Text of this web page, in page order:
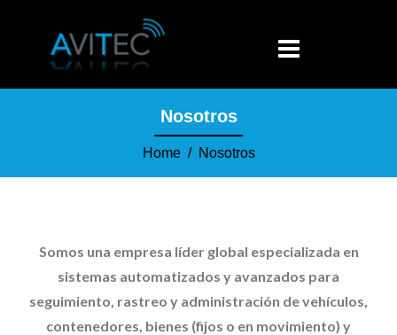
Nosotros
Home/ Nosotros
Somos una empresa líder global especializada en
sistemas automatizados y avanzados para
seguimiento, rastreo y administración de vehículos,
contenedores, bienes (fijos o en movimiento) y